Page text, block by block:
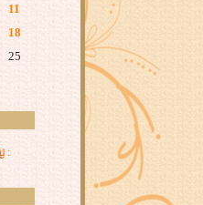
11
18
25
: